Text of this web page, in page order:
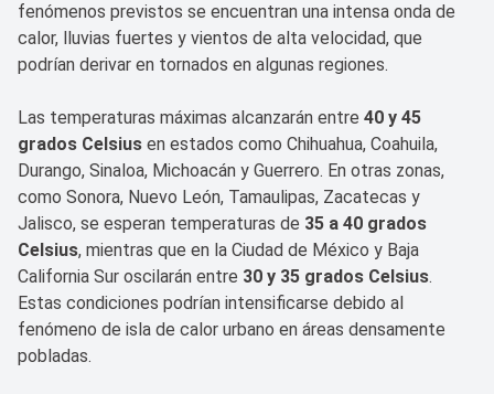
fenómenos previstos se encuentran una intensa onda de
calor, lluvias fuertes y vientos de alta velocidad, que
podrían derivar en tornados en algunas regiones.
Las temperaturas máximas alcanzarán entre 40 y 45
grados Celsius en estados como Chihuahua, Coahuila,
Durango, Sinaloa, Michoacán y Guerrero. En otras zonas,
como Sonora, Nuevo León, Tamaulipas, Zacatecas y
Jalisco, se esperan temperaturas de 35 a 40 grados
Celsius, mientras que en la Ciudad de México y Baja
California Sur oscilarán entre 30 y 35 grados Celsius.
Estas condiciones podrían intensificarse debido al
fenómeno de isla de calor urbano en áreas densamente
pobladas.